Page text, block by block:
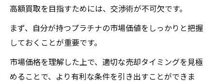
高額買取を目指すためには、交渉術が不可欠です。
まず、自分が持つプラチナの市場価値をしっかりと把握
しておくことが重要です。
市場価格を理解した上で、適切な売却タイミングを見極
めることで、より有利な条件を引き出すことができま